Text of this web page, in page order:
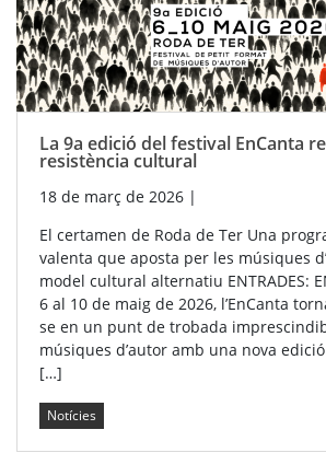
La 9a edició del festival EnCanta
resistència cultural
18 de març de 2026 |
El certamen de Roda de Ter Una
valenta que aposta per les músiques
model cultural alternatiu ENTRADES:
6 al 10 de maig de 2026, l’EnCanta
se en un punt de trobada
músiques d’autor amb una nova
[…]
Notícies